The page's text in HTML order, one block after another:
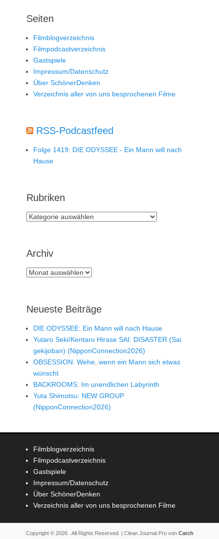
Seiten
Filmblogverzeichnis
Filmpodcastverzeichnis
Gastspiele
Impressum/Datenschutz
Über SchönerDenken
Verzeichnis aller von uns besprochenen Filme
RSS-Podcastfeed
Folge 1419: DIE ODYSSEE - Ein Mann will nach
Hause
Rubriken
Rubriken
Archiv
Archiv
Neueste Beiträge
DIE ODYSSEE: Ein Mann will nach Hause
Yutaro Seki/Kentaro Hirase SAI: DISASTER (Sai
gekijoban) (NipponConnection2026)
OBSESSION: Wehe, wenn ein Mann sich etwas
wünscht
BACKROOMS: Im unendlichen Labyrinth
Yuta Shimotsu: NEW GROUP
(NipponConnection2026)
Filmblogverzeichnis
Filmpodcastverzeichnis
Gastspiele
Impressum/Datenschutz
Über SchönerDenken
Verzeichnis aller von uns besprochenen Filme
Copyright © 2026 . All Rights Reserved. | Clean Journal Pro von Catch